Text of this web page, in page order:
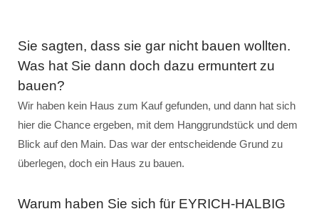
Sie sagten, dass sie gar nicht bauen wollten.
Was hat Sie dann doch dazu ermuntert zu
bauen?
Wir haben kein Haus zum Kauf gefunden, und dann hat sich
hier die Chance ergeben, mit dem Hanggrundstück und dem
Blick auf den Main. Das war der entscheidende Grund zu
überlegen, doch ein Haus zu bauen.
Warum haben Sie sich für EYRICH-HALBIG